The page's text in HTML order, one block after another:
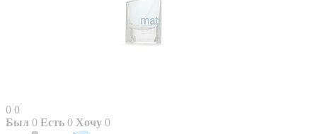
0 0
Был 0 Есть 0 Хочу 0